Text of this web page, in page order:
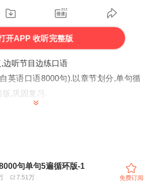
开APP 收听完整版
边听节目边练口语
英语口语8000句).以章节划分,单句循
,巩固复习.
句单句5遍循环版-1
7.51万 免费订阅